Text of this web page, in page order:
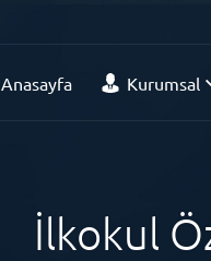
Anasayfa Kurumsal
İlkokul